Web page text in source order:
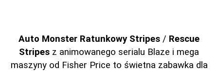
Auto Monster Ratunkowy Stripes / Rescue
Stripes z animowanego serialu Blaze i mega
maszyny od Fisher Price to świetna zabawka dla